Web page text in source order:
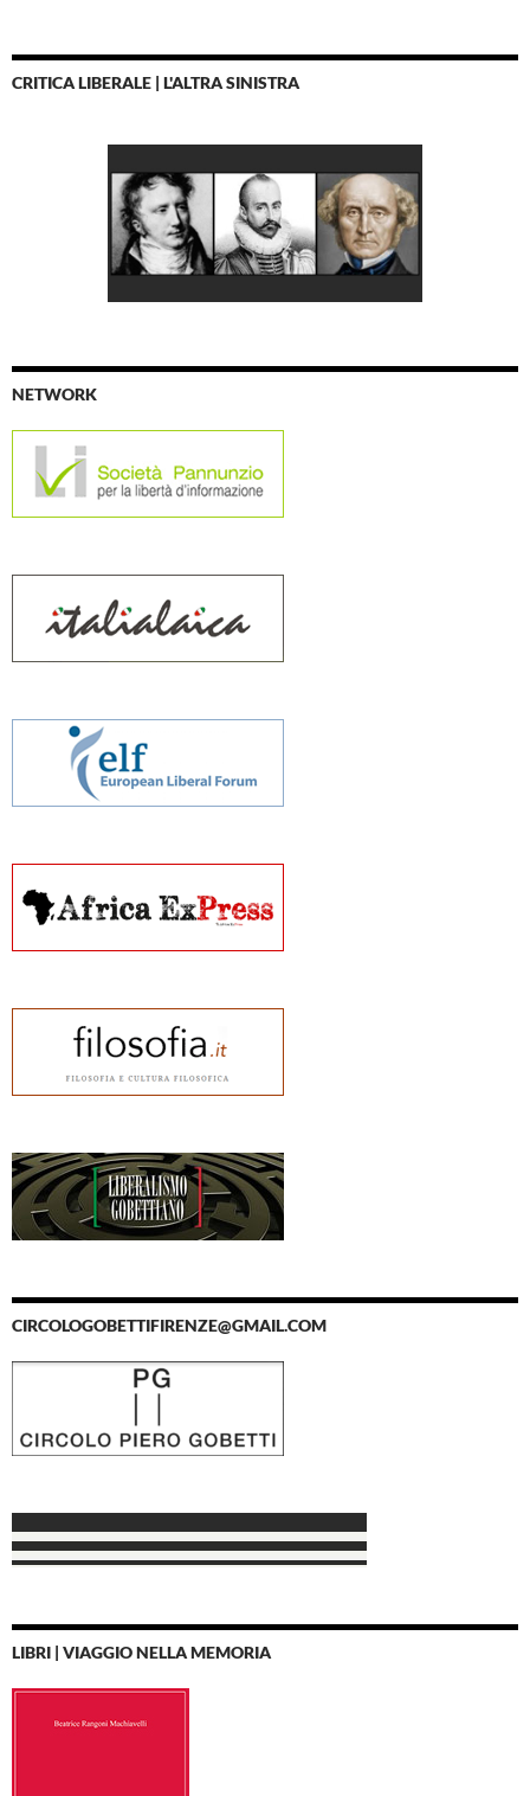
CRITICA LIBERALE | L'ALTRA SINISTRA
NETWORK
CIRCOLOGOBETTIFIRENZE@GMAIL.COM
LIBRI | VIAGGIO NELLA MEMORIA